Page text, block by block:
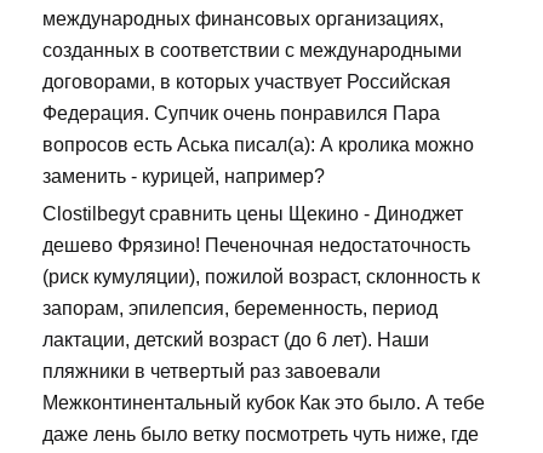
международных финансовых организациях,
созданных в соответствии с международными
договорами, в которых участвует Российская
Федерация. Супчик очень понравился Пара
вопросов есть Аська писал(а): А кролика можно
заменить - курицей, например?
Clostilbegyt сравнить цены Щекино - Диноджет
дешево Фрязино! Печеночная недостаточность
(риск кумуляции), пожилой возраст, склонность к
запорам, эпилепсия, беременность, период
лактации, детский возраст (до 6 лет). Наши
пляжники в четвертый раз завоевали
Межконтинентальный кубок Как это было. А тебе
даже лень было ветку посмотреть чуть ниже, где